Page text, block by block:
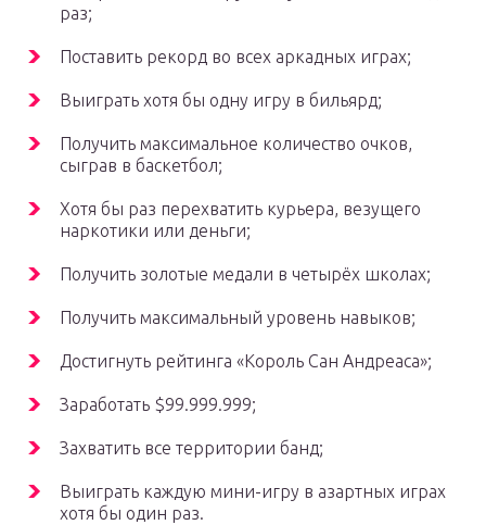
раз;
Поставить рекорд во всех аркадных играх;
Выиграть хотя бы одну игру в бильярд;
Получить максимальное количество очков,
сыграв в баскетбол;
Хотя бы раз перехватить курьера, везущего
наркотики или деньги;
Получить золотые медали в четырёх школах;
Получить максимальный уровень навыков;
Достигнуть рейтинга «Король Сан Андреаса»;
Заработать $99.999.999;
Захватить все территории банд;
Выиграть каждую мини-игру в азартных играх
хотя бы один раз.